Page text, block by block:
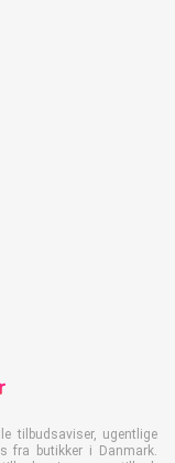
tilbudsaviser, ugentlige
fra butikker i Danmark.